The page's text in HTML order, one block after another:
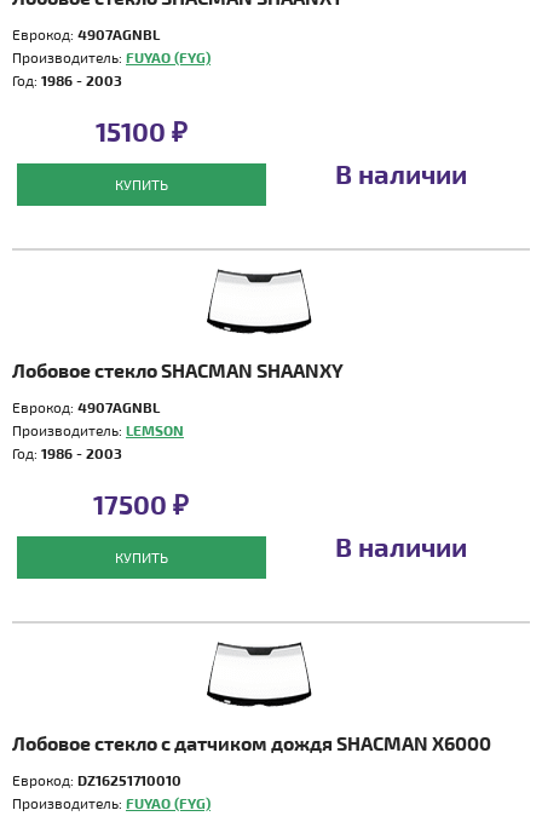
Еврокод: 4907AGNBL
Производитель: FUYAO (FYG)
Год: 1986 - 2003
15100 ₽
КУПИТЬ В наличии
Лобовое стекло SHACMAN SHAANXY
Еврокод: 4907AGNBL
Производитель: LEMSON
Год: 1986 - 2003
17500 ₽
КУПИТЬ В наличии
Лобовое стекло с датчиком дождя SHACMAN X6000
Еврокод: DZ16251710010
Производитель: FUYAO (FYG)